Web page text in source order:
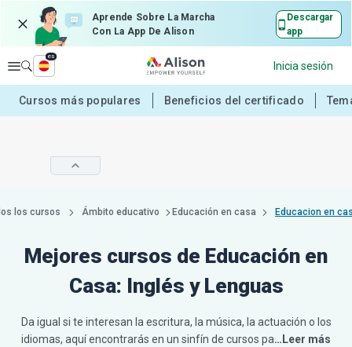
Aprende Sobre La Marcha
Con La App De Alison
Descargar
app
Explorar
es
Inicia sesión
Cursos más populares Beneficios del certificado
los cursos Ámbito educativo Educación en casa
Mejores cursos de Educación en
Casa: Inglés y Lenguas
Da igual si te interesan la escritura, la música, la actuación o los
idiomas, aquí encontrarás en un sinfín de cursos pa…Leer más